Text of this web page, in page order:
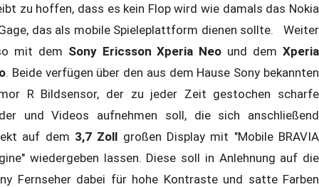
zu hoffen, dass es kein Flop wird wie damals das Nokia
das als mobile Spieleplattform dienen sollte. Weiter
mit dem Sony Ericsson Xperia Neo und demXperia
. Beide verfügen über den aus dem Hause Sony bekannten
R Bildsensor, der zu jeder Zeit gestochen scharfe
und Videos aufnehmen soll, die sich anschließend
auf dem 3,7 Zoll großen Display mit "Mobile BRAVIA
wiedergeben lassen. Diese soll in Anlehnung auf die
Fernseher dabei für hohe Kontraste und satte Farben